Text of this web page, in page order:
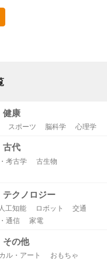
健康
スポーツ 脳科学 心理学
古代
考古学 古生物
テクノロジー
工知能 ロボット
交通
通信
家電
その他
ル・アート
おもちゃ